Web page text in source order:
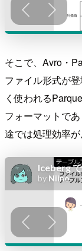
そこで、Avro・
ファイル形式が
く使われる
フォーマットで
途では処理効率が